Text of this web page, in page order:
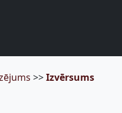
>>Izvērsums